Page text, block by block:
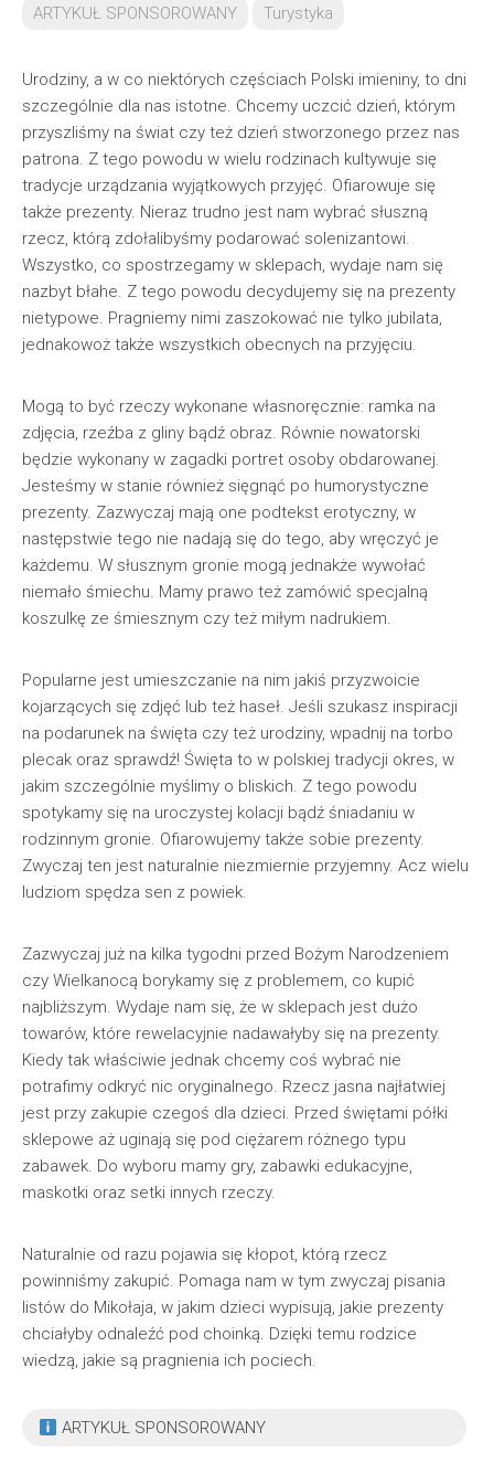
ARTYKUŁ SPONSOROWANY
Turystyka
Urodziny, a w co niektórych częściach Polski imieniny, to dni
szczególnie dla nas istotne. Chcemy uczcić dzień, którym
przyszliśmy na świat czy też dzień stworzonego przez nas
patrona. Z tego powodu w wielu rodzinach kultywuje się
tradycje urządzania wyjątkowych przyjęć. Ofiarowuje się
także prezenty. Nieraz trudno jest nam wybrać słuszną
rzecz, którą zdołalibyśmy podarować solenizantowi.
Wszystko, co spostrzegamy w sklepach, wydaje nam się
nazbyt błahe. Z tego powodu decydujemy się na prezenty
nietypowe. Pragniemy nimi zaszokować nie tylko jubilata,
jednakowoż także wszystkich obecnych na przyjęciu.
Mogą to być rzeczy wykonane własnoręcznie: ramka na
zdjęcia, rzeźba z gliny bądź obraz. Równie nowatorski
będzie wykonany w zagadki portret osoby obdarowanej.
Jesteśmy w stanie również sięgnąć po humorystyczne
prezenty. Zazwyczaj mają one podtekst erotyczny, w
następstwie tego nie nadają się do tego, aby wręczyć je
każdemu. W słusznym gronie mogą jednakże wywołać
niemało śmiechu. Mamy prawo też zamówić specjalną
koszulkę ze śmiesznym czy też miłym nadrukiem.
Popularne jest umieszczanie na nim jakiś przyzwoicie
kojarzących się zdjęć lub też haseł. Jeśli szukasz inspiracji
na podarunek na święta czy też urodziny, wpadnij na torbo
plecak oraz sprawdź! Święta to w polskiej tradycji okres, w
jakim szczególnie myślimy o bliskich. Z tego powodu
spotykamy się na uroczystej kolacji bądź śniadaniu w
rodzinnym gronie. Ofiarowujemy także sobie prezenty.
Zwyczaj ten jest naturalnie niezmiernie przyjemny. Acz wielu
ludziom spędza sen z powiek.
Zazwyczaj już na kilka tygodni przed Bożym Narodzeniem
czy Wielkanocą borykamy się z problemem, co kupić
najbliższym. Wydaje nam się, że w sklepach jest dużo
towarów, które rewelacyjnie nadawałyby się na prezenty.
Kiedy tak właściwie jednak chcemy coś wybrać nie
potrafimy odkryć nic oryginalnego. Rzecz jasna najłatwiej
jest przy zakupie czegoś dla dzieci. Przed świętami półki
sklepowe aż uginają się pod ciężarem różnego typu
zabawek. Do wyboru mamy gry, zabawki edukacyjne,
maskotki oraz setki innych rzeczy.
Naturalnie od razu pojawia się kłopot, którą rzecz
powinniśmy zakupić. Pomaga nam w tym zwyczaj pisania
listów do Mikołaja, w jakim dzieci wypisują, jakie prezenty
chciałyby odnaleźć pod choinką. Dzięki temu rodzice
wiedzą, jakie są pragnienia ich pociech.
ARTYKUŁ SPONSOROWANY